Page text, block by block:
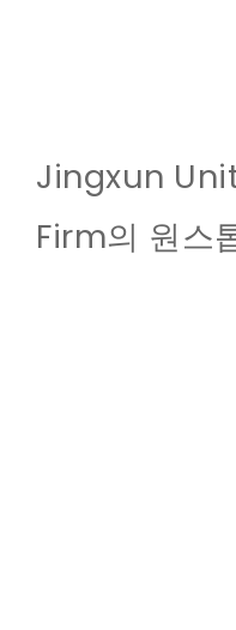
Jingxun
Firm의 원스